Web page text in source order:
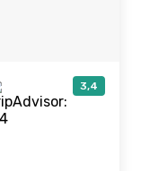
3,4